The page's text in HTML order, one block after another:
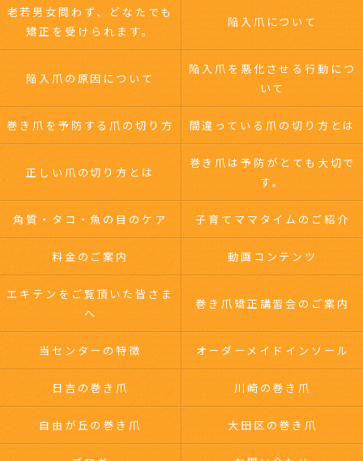
老若男女問わず、どなたでも
矯正を受けられます。
陥入爪について
陥入爪の原因について
陥入爪を悪化させる行動につ
いて
巻き爪を予防する爪の切り方 間違っている爪の切り方とは
正しい爪の切り方とは
巻き爪は予防がとても大切で
す。
角質・タコ・魚の目のケア 子育てママタイムのご紹介
料金のご案内 動画コンテンツ
エキテンをご覧頂いた皆さま
へ
巻き爪矯正講習会のご案内
当センターの特徴 オーダーメイドインソール
日吉の巻き爪 川崎の巻き爪
自由が丘の巻き爪 大田区の巻き爪